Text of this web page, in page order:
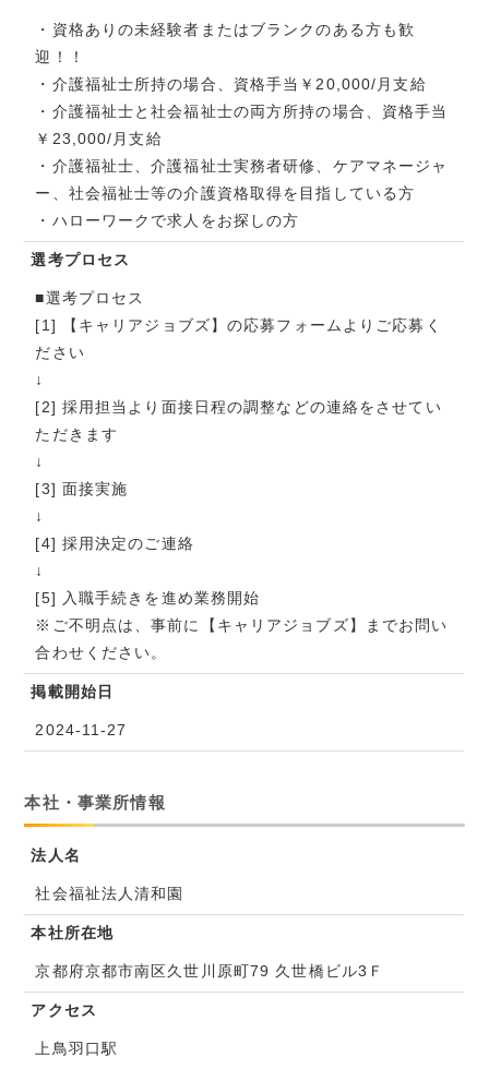
・資格ありの未経験者またはブランクのある方も歓
迎！！
・介護福祉士所持の場合、資格手当￥20,000/月支給
・介護福祉士と社会福祉士の両方所持の場合、資格手当
￥23,000/月支給
・介護福祉士、介護福祉士実務者研修、ケアマネージャ
ー、社会福祉士等の介護資格取得を目指している方
・ハローワークで求人をお探しの方
選考プロセス
■選考プロセス
[1] 【キャリアジョブズ】の応募フォームよりご応募く
ださい
↓
[2] 採用担当より面接日程の調整などの連絡をさせてい
ただきます
↓
[3] 面接実施
↓
[4] 採用決定のご連絡
↓
[5] 入職手続きを進め業務開始
※ご不明点は、事前に【キャリアジョブズ】までお問い
合わせください。
掲載開始日
2024-11-27
本社・事業所情報
法人名
社会福祉法人清和園
本社所在地
京都府京都市南区久世川原町79 久世橋ビル3Ｆ
アクセス
上鳥羽口駅